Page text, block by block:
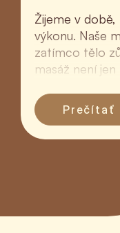
Žijeme v
výkonu. Naše
zatímco tělo
masáž není
Prečítať